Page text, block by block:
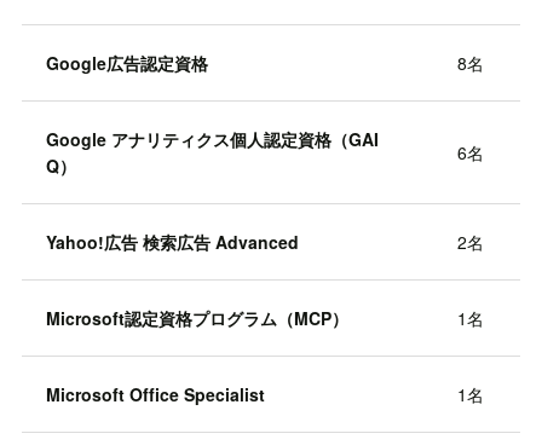
Google広告認定資格 8名
Google アナリティクス個人認定資格（GAI
Q）
6名
Yahoo!広告 検索広告 Advanced 2名
Microsoft認定資格プログラム（MCP） 1名
Microsoft Office Specialist 1名